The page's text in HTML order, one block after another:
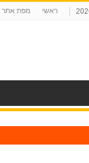
ראשי מפת אתר